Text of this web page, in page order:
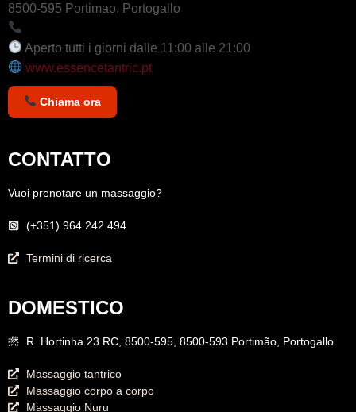
8500-595 Portimao, Portogallo
Aperto tutti i giorni dalle 11:00 alle 21:00
www.essencetantric.pt
Chiama ora
CONTATTO
Vuoi prenotare un massaggio?
(+351) 964 242 494
Termini di ricerca
DOMESTICO
R. Hortinha 23 RC, 8500-595, 8500-593 Portimão, Portogallo
Massaggio tantrico
Massaggio corpo a corpo
Massaggio Nuru